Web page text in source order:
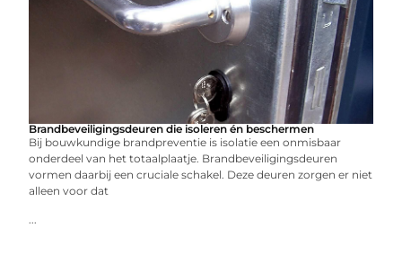
Brandbeveiligingsdeuren die isoleren én beschermen
Bij bouwkundige brandpreventie is isolatie een onmisbaar
onderdeel van het totaalplaatje. Brandbeveiligingsdeuren
vormen daarbij een cruciale schakel. Deze deuren zorgen er niet
alleen voor dat
...